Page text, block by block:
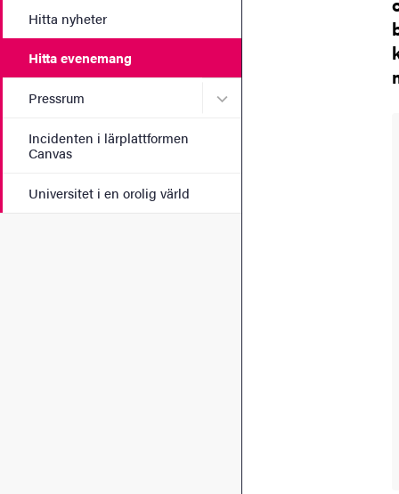
Hitta nyheter
Hitta evenemang
Pressrum Undermeny för Pressrum
Incidenten i lärplattformen
Canvas
Universitet i en orolig värld